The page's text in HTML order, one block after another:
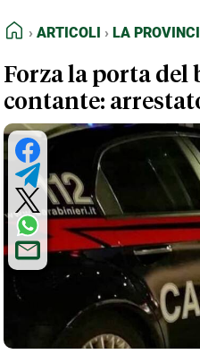
FEED RSS
NORMATIVE
TERMINI e
HOME
ARTICOLI LA
Forza la porta del
contante: